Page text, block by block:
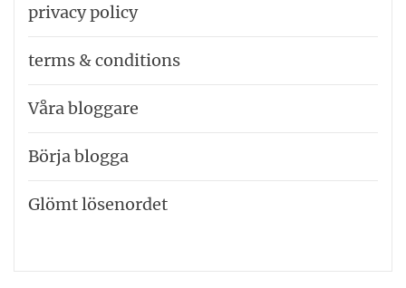
privacy policy
terms & conditions
Våra bloggare
Börja blogga
Glömt lösenordet